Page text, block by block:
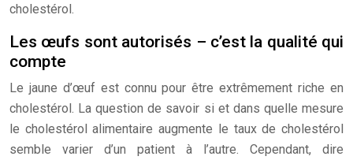
cholestérol.
Les œufs sont autorisés – c’est la qualité qui
compte
Le jaune d’œuf est connu pour être extrêmement riche en
cholestérol. La question de savoir si et dans quelle mesure
le cholestérol alimentaire augmente le taux de cholestérol
semble varier d’un patient à l’autre. Cependant, dire